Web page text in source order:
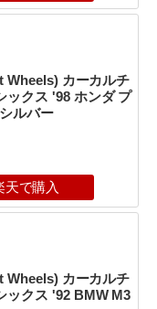
Wheels) カーカルチ
ックス '98 ホンダ プ
ルバー
天で購入
Wheels) カーカルチ
ックス '92 BMW M3